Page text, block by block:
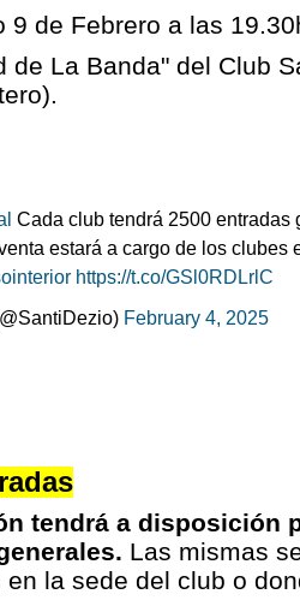
9 de Febrero a las
de La Banda" del Club
Cada club tendrá 2500 entradas
estará a cargo de los clubes
https://t.co/GSl0RDLrlC
February 4, 2025
tendrá a disposición
Las mismas
la sede del club o